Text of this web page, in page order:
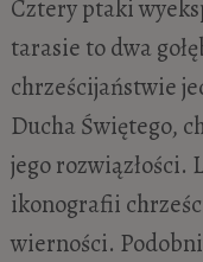
Cztery ptaki
tarasie to dwa
chrześcijaństwie
Ducha Świętego,
jego rozwiązłości.
ikonografii
wierności.